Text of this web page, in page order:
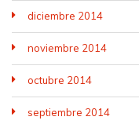
diciembre 2014
noviembre 2014
octubre 2014
septiembre 2014